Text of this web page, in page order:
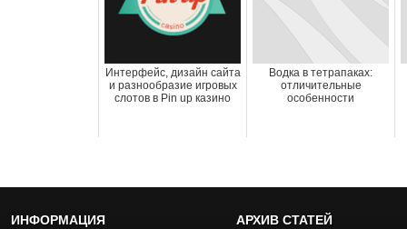
Интерфейс, дизайн сайта
и разнообразие игровых
слотов в Pin up казино
Водка в тетрапаках:
отличительные
особенности
ИНФОРМАЦИЯ АРХИВ СТАТЕЙ